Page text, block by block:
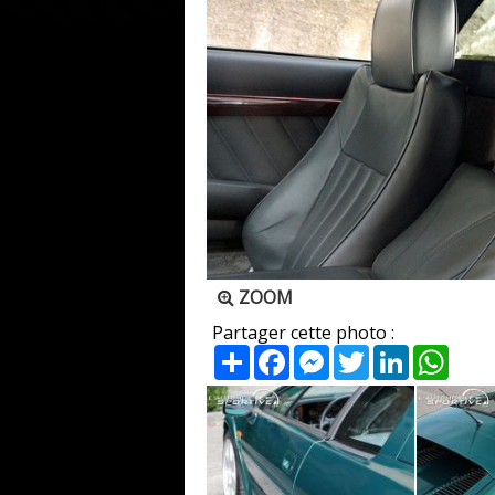
ZOOM
Partager cette photo :
PartagerFacebookMessenger
TwitterLinkedIn